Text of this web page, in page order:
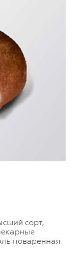
сорт,
поваренная